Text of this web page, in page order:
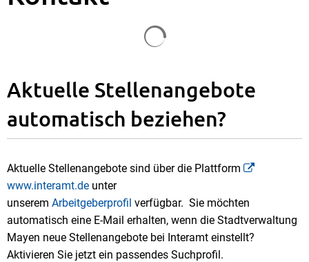
Aktuelle Stellenangebote
automatisch beziehen?
Aktuelle Stellenangebote sind über die Plattform
www.interamt.de unter
unserem Arbeitgeberprofil verfügbar. Sie möchten
automatisch eine E-Mail erhalten, wenn die Stadtverwaltung
Mayen neue Stellenangebote bei Interamt einstellt?
Aktivieren Sie jetzt ein passendes Suchprofil.